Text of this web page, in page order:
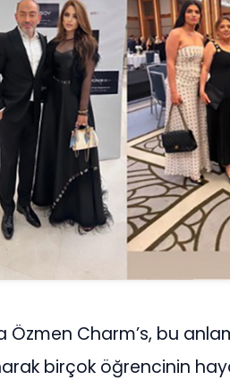
Özmen Charm’s, bu
birçok öğrencinin